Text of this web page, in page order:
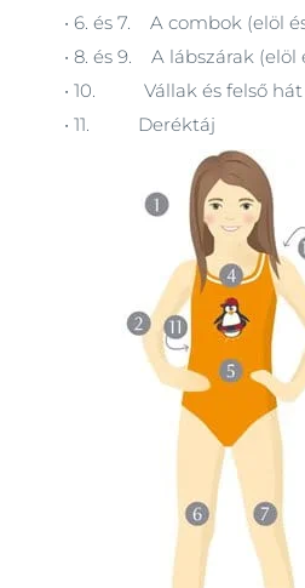
• 6. és 7.
A combok (elöl
• 8. és 9.
A lábszárak (elöl
• 10.
Vállak és felső hát
• 11.
Deréktáj